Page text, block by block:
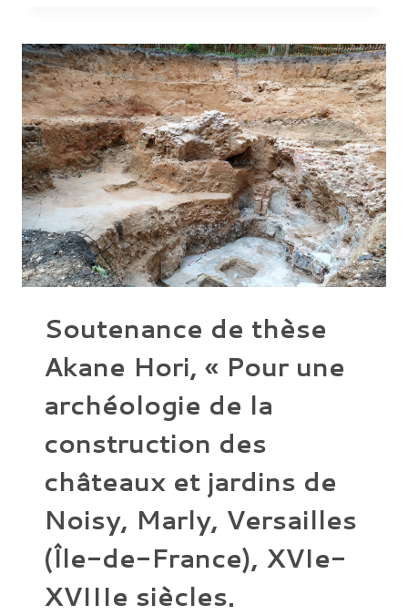
UNIVERSITÉ
PARIS
NANTERRE
Soutenance de thèse
Akane Hori, « Pour une
archéologie de la
construction des
châteaux et jardins de
Noisy, Marly, Versailles
(Île-de-France), XVIe-
XVIIIe siècles.